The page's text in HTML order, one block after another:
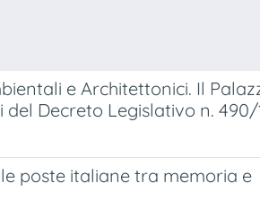
e Architettonici. Il
Decreto Legislativo n. 490/
poste italiane tra memoria e